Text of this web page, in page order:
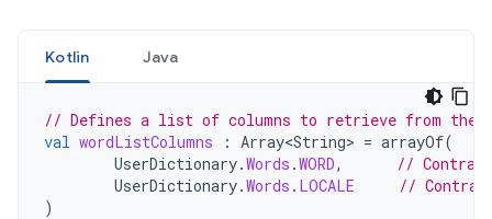
Kotlin Java
// Defines a list of columns to retrieve from the
val wordListColumns : Array<String> = arrayOf(
UserDictionary.Words .WORD,
//
UserDictionary.Words . LOCALE
//
)